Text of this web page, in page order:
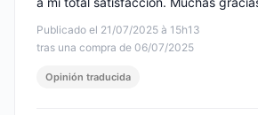
Publicado el 21/07/2025 à 15h13
tras una compra de 06/07/2025
Opinión traducida